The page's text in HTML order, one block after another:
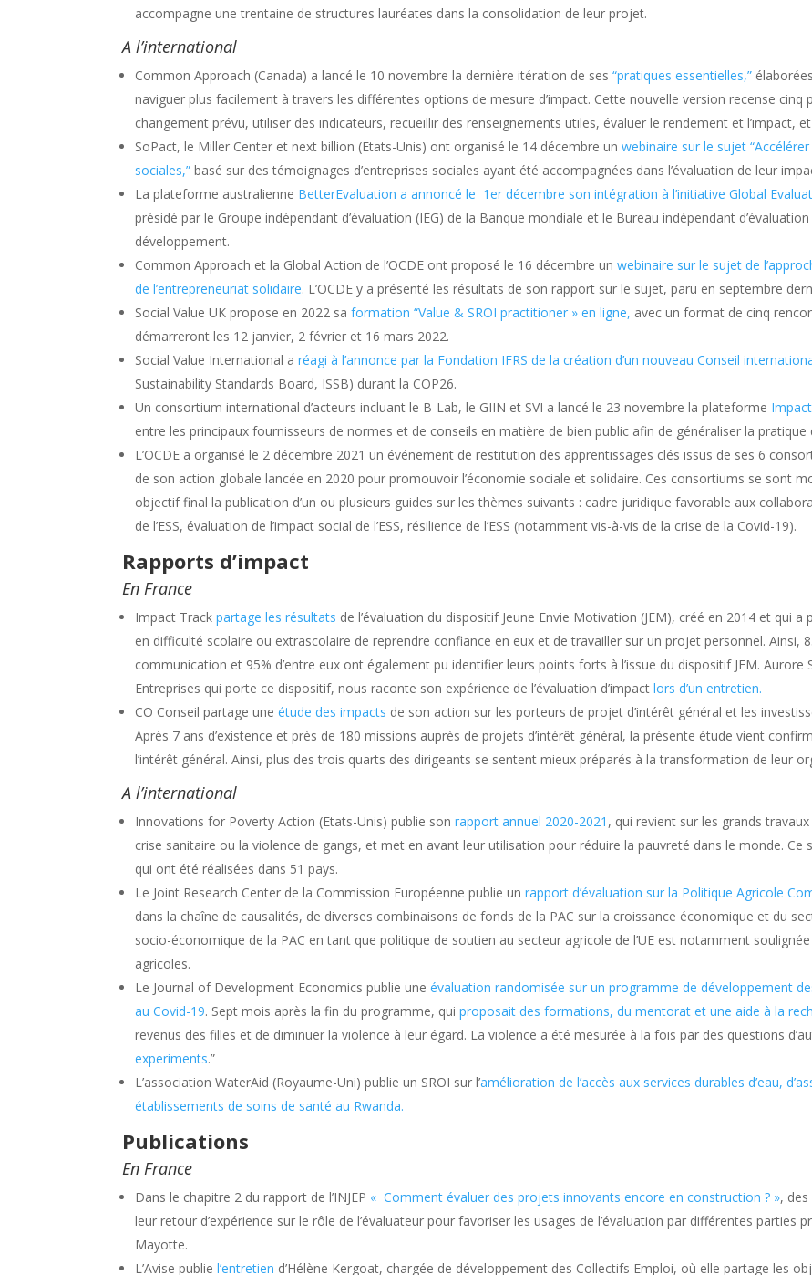
accompagne une trentaine de structures lauréates dans la consolidation de leur projet.
A l’international
Common Approach (Canada) a lancé le 10 novembre la dernière itération de ses“pratiques essentielles,”
naviguer plus facilement à travers les différentes options de mesure d’impact. Cette nouvelle version recense cinq
changement prévu, utiliser des indicateurs, recueillir des renseignements utiles, évaluer le rendement et l’impact,
SoPact, le Miller Center et next billion (Etats-Unis) ont organisé le 14 décembre un webinaire sur le sujet
sociales,” basé sur des témoignages d’entreprises sociales ayant été accompagnées dans l’évaluation de leur
La plateforme australienne BetterEvaluation a annoncé le 1er décembre son intégration à l’initiative Global
présidé par le Groupe indépendant d’évaluation (IEG) de la Banque mondiale et le Bureau indépendant
développement.
Common Approach et la Global Action de l’OCDE ont proposé le 16 décembre unwebinaire sur le sujet de
de l’entrepreneuriat solidaire. L’OCDE y a présenté les résultats de son rapport sur le sujet, paru en septembre
Social Value UK propose en 2022 saformation “Value & SROI practitioner » en ligne, avec un format de cinq
démarreront les 12 janvier, 2 février et 16 mars 2022.
Social Value International aréagi à l’annonce par la Fondation IFRS de la création d’un nouveau Conseil
Sustainability Standards Board, ISSB) durant la COP26.
Un consortium international d’acteurs incluant le B-Lab, le GIIN et SVI a lancé le 23 novembre la plateforme
entre les principaux fournisseurs de normes et de conseils en matière de bien public afin de généraliser la pratique
L’OCDE a organisé le 2 décembre 2021 un événement de restitution des apprentissages clés issus de ses 6
de son action globale lancée en 2020 pour promouvoir l’économie sociale et solidaire. Ces consortiums se sont
objectif final la publication d’un ou plusieurs guides sur les thèmes suivants : cadre juridique favorable aux
de l’ESS, évaluation de l’impact social de l’ESS, résilience de l’ESS (notamment vis-à-vis de la crise de la Covid-19).
Rapports d’impact
En France
Impact Trackpartage les résultats de l’évaluation du dispositif Jeune Envie Motivation (JEM), créé en 2014 et qui
en difficulté scolaire ou extrascolaire de reprendre confiance en eux et de travailler sur un projet personnel. Ainsi,
communication et 95% d’entre eux ont également pu identifier leurs points forts à l’issue du dispositif JEM. Aurore
Entreprises qui porte ce dispositif, nous raconte son expérience de l’évaluation d’impactlors d’un entretien.
​​CO Conseil partage uneétude des impacts de son action sur les porteurs de projet d’intérêt général et les
Après 7 ans d’existence et près de 180 missions auprès de projets d’intérêt général, la présente étude vient
l’intérêt général. Ainsi, plus des trois quarts des dirigeants se sentent mieux préparés à la transformation de leur
A l’international
Innovations for Poverty Action (Etats-Unis) publie sonrapport annuel 2020-2021 , qui revient sur les grands
crise sanitaire ou la violence de gangs, et met en avant leur utilisation pour réduire la pauvreté dans le monde. Ce
qui ont été réalisées dans 51 pays.
Le Joint Research Center de la Commission Européenne publie unrapport d’évaluation sur la Politique Agricole
dans la chaîne de causalités, de diverses combinaisons de fonds de la PAC sur la croissance économique et du
socio-économique de la PAC en tant que politique de soutien au secteur agricole de l’UE est notamment
agricoles.
Le Journal of Development Economics publie uneévaluation randomisée sur un programme de développement
au Covid-19. Sept mois après la fin du programme, quiproposait des formations, du mentorat et une aide à la
revenus des filles et de diminuer la violence à leur égard. La violence a été mesurée à la fois par des questions
experiments.”
L’association WaterAid (Royaume-Uni) publie un SROI sur l’amélioration de l’accès aux services durables d’eau,
établissements de soins de santé au Rwanda.
Publications
En France
Dans le chapitre 2 du rapport de l’INJEP « Comment évaluer des projets innovants encore en construction ? »,
leur retour d’expérience sur le rôle de l’évaluateur pour favoriser les usages de l’évaluation par différentes parties
Mayotte.
L’Avise publiel’entretien d’Hélène Kergoat, chargée de développement des Collectifs Emploi, où elle partage les